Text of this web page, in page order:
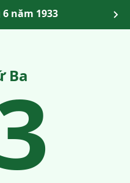
năm 1933
Ba